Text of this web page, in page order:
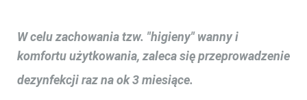
W celu zachowania tzw. "higieny" wanny i
komfortu użytkowania, zaleca się przeprowadzenie
dezynfekcji raz na ok 3 miesiące.